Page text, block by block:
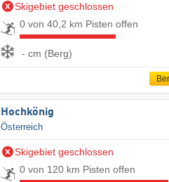
Skigebiet geschlossen
0 von 40,2 km Pisten offen
- cm (Berg)
Hochkönig
Österreich
Skigebiet geschlossen
0 von 120 km Pisten offen